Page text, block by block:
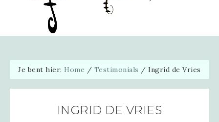
Je bent hier: Home / Testimonials / Ingrid de Vries
INGRID DE VRIES